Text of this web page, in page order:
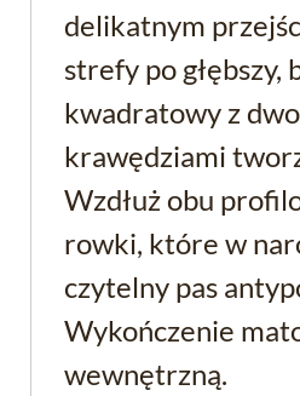
delikatnym
strefy po
kwadratowy z
krawędziami
Wzdłuż obu
rowki, które w
czytelny pas
Wykończenie
wewnętrzną.